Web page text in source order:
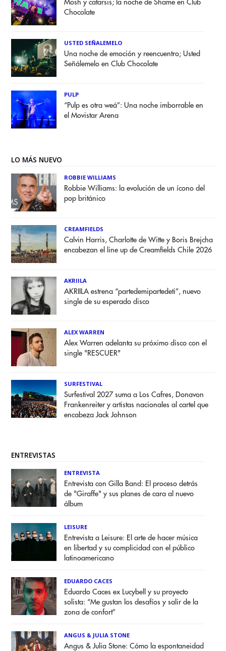
Mosh y catarsis; la noche de Shame en Club
Chocolate
USTED SEÑALEMELO
Una noche de emoción y reencuentro; Usted
Señálemelo en Club Chocolate
PULP
“Pulp es otra weá”: Una noche imborrable en
el Movistar Arena
LO MÁS NUEVO
ROBBIE WILLIAMS
Robbie Williams: la evolución de un ícono del
pop británico
CREAMFIELDS
Calvin Harris, Charlotte de Witte y Boris Brejcha
encabezan el line up de Creamfields Chile 2026
AKRIILA
AKRIILA estrena “partedemipartedeti”, nuevo
single de su esperado disco
ALEX WARREN
Alex Warren adelanta su próximo disco con el
single "RESCUER"
SURFESTIVAL
Surfestival 2027 suma a Los Cafres, Donavon
Frankenreiter y artistas nacionales al cartel que
encabeza Jack Johnson
ENTREVISTAS
ENTREVISTA
Entrevista con Gilla Band: El proceso detrás
de "Giraffe" y sus planes de cara al nuevo
álbum
LEISURE
Entrevista a Leisure: El arte de hacer música
en libertad y su complicidad con el público
latinoamericano
EDUARDO CACES
Eduardo Caces ex Lucybell y su proyecto
solista: “Me gustan los desafíos y salir de la
zona de confort”
ANGUS & JULIA STONE
Angus & Julia Stone: Cómo la espontaneidad